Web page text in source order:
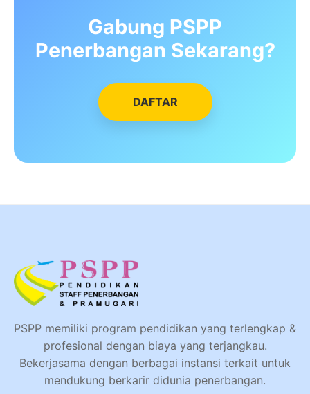
Gabung PSPP
Penerbangan Sekarang?
DAFTAR
PSPP memiliki program pendidikan yang terlengkap &
profesional dengan biaya yang terjangkau.
Bekerjasama dengan berbagai instansi terkait untuk
mendukung berkarir didunia penerbangan.